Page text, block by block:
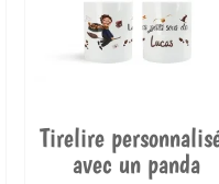
Tirelire
avec un panda